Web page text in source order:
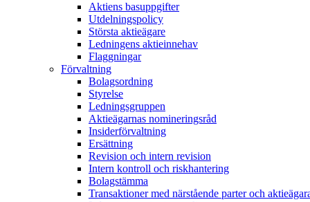
Aktiens basuppgifter
Utdelningspolicy
Största aktieägare
Ledningens aktieinnehav
Flaggningar
Förvaltning
Bolagsordning
Styrelse
Ledningsgruppen
Aktieägarnas nomineringsråd
Insiderförvaltning
Ersättning
Revision och intern revision
Intern kontroll och riskhantering
Bolagstämma
Transaktioner med närstående parter och